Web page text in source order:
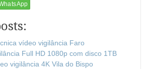
vídeo vigilância Faro
Full HD 1080p com disco 1TB
vigilância 4K Vila do Bispo